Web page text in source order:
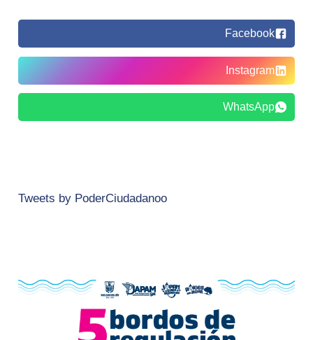
Facebook
Instagram
WhatsApp
Tweets by PoderCiudadanoo